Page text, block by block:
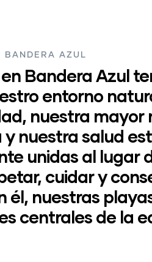
BANDERA AZUL
en Bandera Azul
entorno
nuestra mayor
y nuestra salud
unidas al lugar
cuidar y
él, nuestras
centrales de la